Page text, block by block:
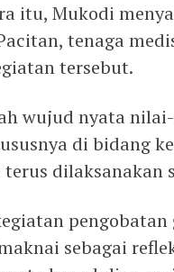
itu, Mukodi
tenaga
tersebut.
wujud nyata
di bidang
dilaksanakan
sebagai